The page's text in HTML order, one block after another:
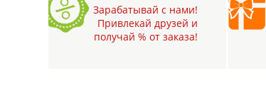
Зарабатывай с нами!
Привлекай друзей и
получай % от заказа!